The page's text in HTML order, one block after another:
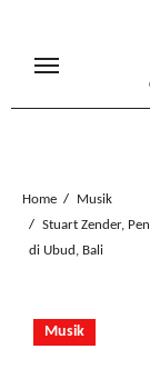
content
Home
Musik
Stuart Zender,
di Ubud, Bali
Musik